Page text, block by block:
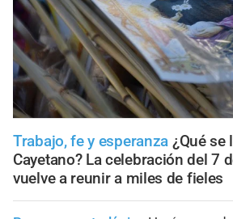
Trabajo, fe y esperanza ¿Qué se
Cayetano? La celebración del 7
vuelve a reunir a miles de fieles